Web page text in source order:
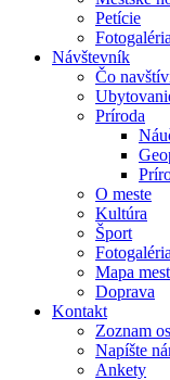
Petície
Fotogaléria
Návštevník
Čo
Príroda
O meste
Kultúra
Šport
Fotogaléria
Mapa
Doprava
Kontakt
Zoznam
Napíšte
Ankety